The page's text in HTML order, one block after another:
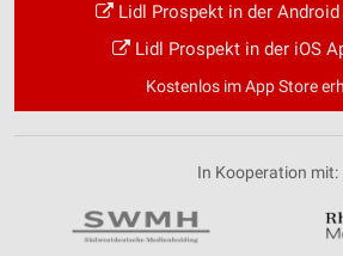
Lidl Prospekt in der Android
Lidl Prospekt in der iOS
Kostenlos im App Store
In Kooperation mit: